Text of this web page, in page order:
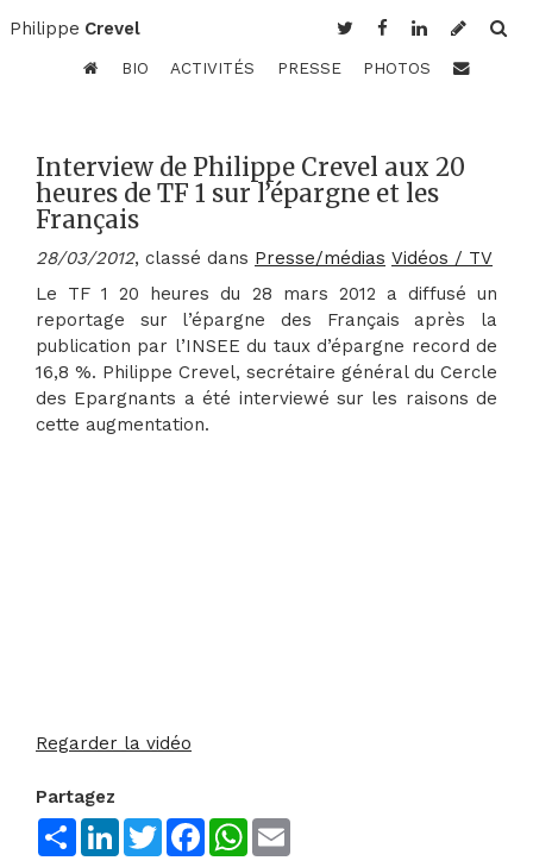
Philippe Crevel
BIO ACTIVITÉS PRESSE PHOTOS
Interview de Philippe Crevel aux 20
heures de TF 1 sur l’épargne et les
Français
28/03/2012, classé dans Presse/médias Vidéos / TV
Le TF 1 20 heures du 28 mars 2012 a diffusé un
reportage sur l’épargne des Français après la
publication par l’INSEE du taux d’épargne record de
16,8 %. Philippe Crevel, secrétaire général du Cercle
des Epargnants a été interviewé sur les raisons de
cette augmentation.
Regarder la vidéo
Partagez
ShareLinkedInTwitterFacebookWhatsApp